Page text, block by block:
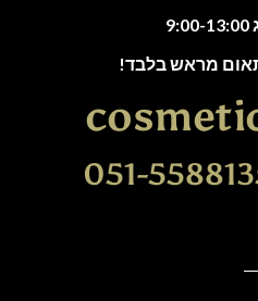
מראש בלבד!